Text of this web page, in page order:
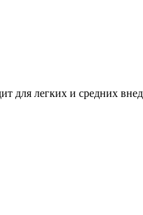
для легких и средних